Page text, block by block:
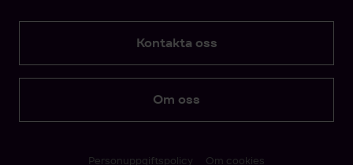
Kontakta oss
Om oss
Personuppgiftspolicy Om cookies